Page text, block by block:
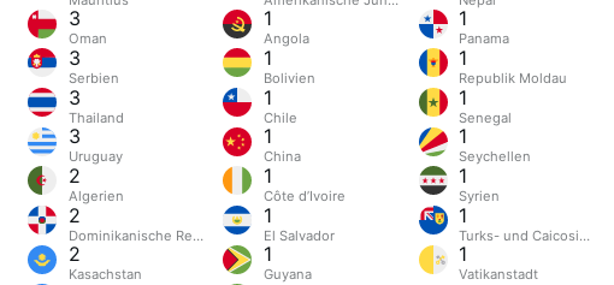
3
Oman
3
Serbien
3
Thailand
3
Uruguay
2
Algerien
2
Dominikanische Republik
2
Kasachstan
1
Angola
1
Bolivien
1
Chile
1
China
1
Côte d’Ivoire
1
El Salvador
1
Guyana
1
Panama
1
Republik Moldau
1
Senegal
1
Seychellen
1
Syrien
1
Turks- und
1
Vatikanstadt